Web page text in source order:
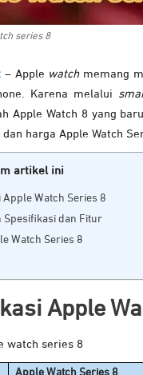
series 8
– Apple watchmemang
Karena melalui
Apple Watch 8 yang
harga Apple Watch
artikel ini
Apple Watch Series 8
Spesifikasi dan Fitur
Watch Series 8
Apple
Apple Watch Series 8